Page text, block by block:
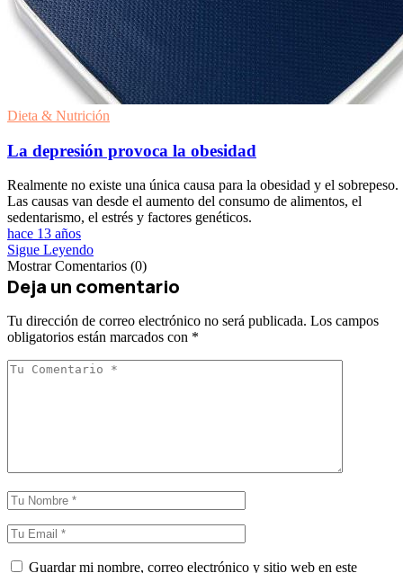
Dieta & Nutrición
La depresión provoca la obesidad
Realmente no existe una única causa para la obesidad y el sobrepeso.
Las causas van desde el aumento del consumo de alimentos, el
sedentarismo, el estrés y factores genéticos.
hace 13 años
Sigue Leyendo
Mostrar Comentarios (0)
Deja un comentario
Tu dirección de correo electrónico no será publicada. Los campos
obligatorios están marcados con *
Guardar mi nombre, correo electrónico y sitio web en este